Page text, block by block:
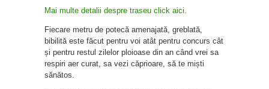
Mai multe detalii despre traseu click aici.
Fiecare metru de potecă amenajată, greblată,
bibilită este făcut pentru voi atât pentru concurs cât
și pentru restul zilelor ploioase din an când vrei sa
respiri aer curat, sa vezi căprioare, să te miști
sănătos.